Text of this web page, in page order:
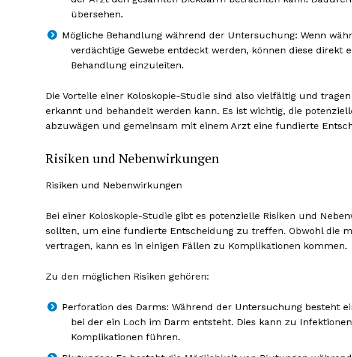
übersehen.
Mögliche Behandlung während der Untersuchung: Wenn
verdächtige Gewebe entdeckt werden, können diese direkt
Behandlung einzuleiten.
Die Vorteile einer Koloskopie-Studie sind also vielfältig und
erkannt und behandelt werden kann. Es ist wichtig, die
abzuwägen und gemeinsam mit einem Arzt eine fundierte
Risiken und Nebenwirkungen
Risiken und Nebenwirkungen
Bei einer Koloskopie-Studie gibt es potenzielle Risiken und
sollten, um eine fundierte Entscheidung zu treffen. Obwohl die
vertragen, kann es in einigen Fällen zu Komplikationen kommen.
Zu den möglichen Risiken gehören:
Perforation des Darms: Während der Untersuchung besteht
bei der ein Loch im Darm entsteht. Dies kann zu
Komplikationen führen.